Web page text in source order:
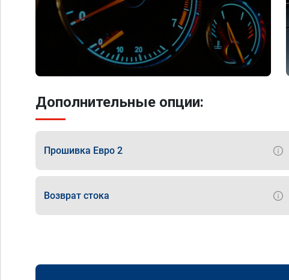
Дополнительные опции:
Прошивка Евро 2
Возврат стока